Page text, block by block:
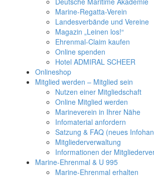
Marine-Regatta-Verein
Landesverbände und Vereine
Magazin „Leinen los!“
Ehrenmal-Claim kaufen
Online spenden
Hotel ADMIRAL SCHEER
Onlineshop
Mitglied werden – Mitglied sein
Nutzen einer Mitgliedschaft
Online Mitglied werden
Marineverein in Ihrer Nähe
Infomaterial anfordern
Satzung & FAQ (neues
Mitgliederverwaltung
Informationen der
Marine-Ehrenmal & U 995
Marine-Ehrenmal erhalten